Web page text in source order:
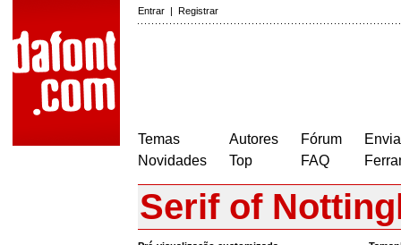
Entrar | Registrar
Temas
Novidades
Autores
Top
Fórum
FAQ
Serif of